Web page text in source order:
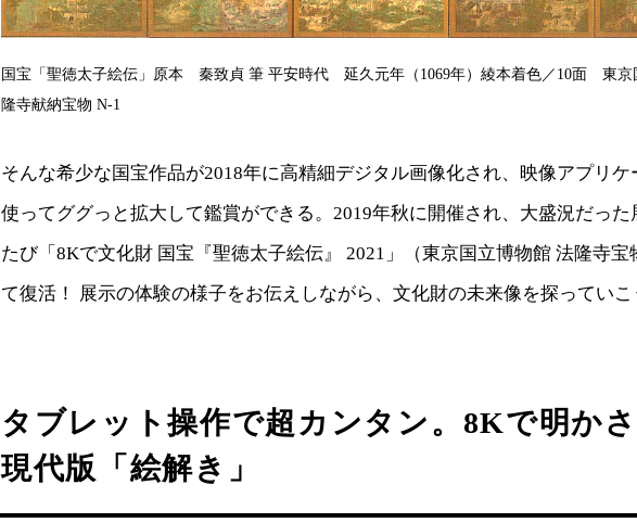
国宝「聖徳太子絵伝」原本 秦致貞 筆 平安時代 延久元年（1069年）綾本着色／10面 東京
隆寺献納宝物 N-1
そんな希少な国宝作品が2018年に高精細デジタル画像化され、映像アプリケ
使ってググっと拡大して鑑賞ができる。2019年秋に開催され、大盛況だった
たび「8Kで文化財 国宝『聖徳太子絵伝』 2021」（東京国立博物館 法隆寺宝
て復活！ 展示の体験の様子をお伝えしながら、文化財の未来像を探っていこ
タブレット操作で超カンタン。8Kで明かさ
現代版「絵解き」